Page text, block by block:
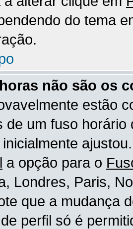
do tema
não são os
estão
de um fuso
a opção para o
Londres, Paris,
que a mudança
perfil só é